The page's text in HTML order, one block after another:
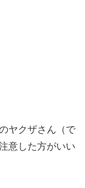
ヤクザさん（で
意した方がいい